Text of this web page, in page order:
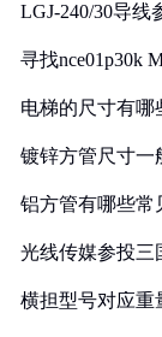
LGJ-240/30导线
寻找nce01p30k
电梯的尺寸有哪
镀锌方管尺寸一
铝方管有哪些常
光线传媒参投三
横担型号对应重